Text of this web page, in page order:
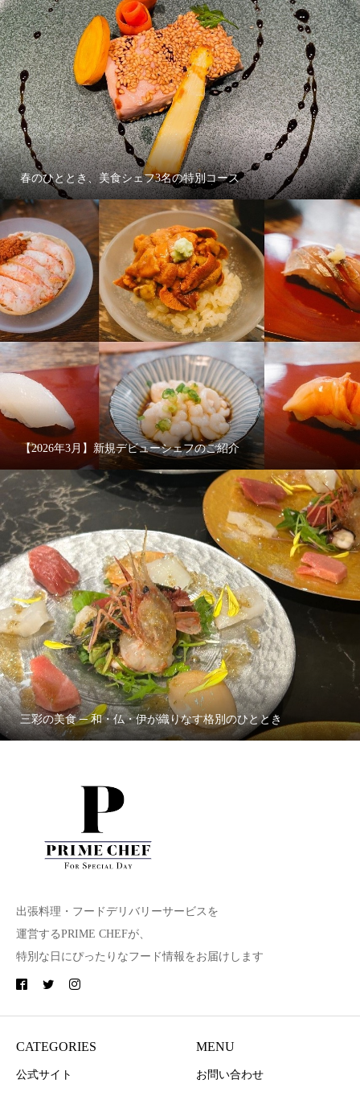
春のひととき、美食シェフ3名の特別コース
【2026年3月】新規デビューシェフのご紹介
三彩の美食 ─ 和・仏・伊が織りなす格別のひととき
出張料理・フードデリバリーサービスを
運営するPRIME CHEFが、
特別な日にぴったりなフード情報をお届けします
CATEGORIES
公式サイト
MENU
お問い合わせ